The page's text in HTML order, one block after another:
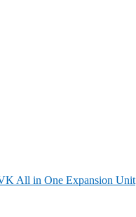
All in One Expansion Unit